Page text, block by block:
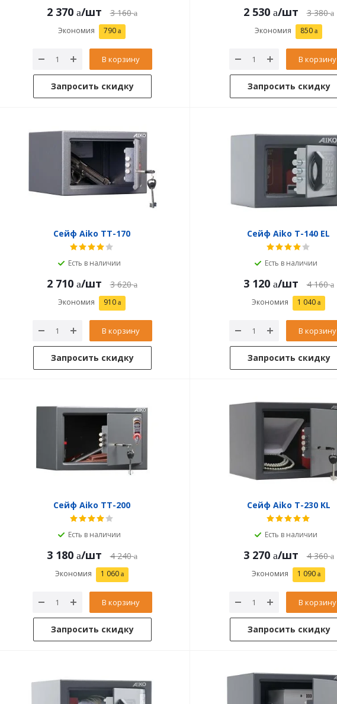
2 370 /шт 3 160
Экономия 790
В корзину
Запросить скидку
2 530 /шт 3 380
Экономия 850
В корзину
Запросить скидку
Сейф Aiko ТТ-170
Есть в наличии
2 710 /шт 3 620
Экономия 910
В корзину
Запросить скидку
Сейф Aiko T-140 EL
Есть в наличии
3 120 /шт 4 160
Экономия 1 040
В корзину
Запросить скидку
Сейф Aiko ТТ-200
Есть в наличии
3 180 /шт 4 240
Экономия 1 060
В корзину
Запросить скидку
Сейф Aiko T-230 KL
Есть в наличии
3 270 /шт 4 360
Экономия 1 090
В корзину
Запросить скидку